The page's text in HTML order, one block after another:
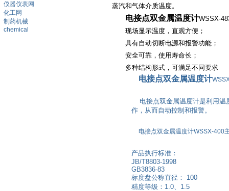
仪器仪表网
化工网
制药机械
chemical
蒸汽和气体介质温度。
电接点双金属温度计WSSX-
现场显示温度，直观方便；
具有自动切断电源和报警功能；
安全可靠，使用寿命长；
多种结构形式，可满足不同要求
电接点双金属温度计
电接点双金属温度计是利用温
作，从而自动控制和报警。
电接点双金属温度计WSSX-400
产品执行标准：
JB/T8803-1998
GB3836-83
标度盘公称直径： 100
精度等级：1.0、1.5